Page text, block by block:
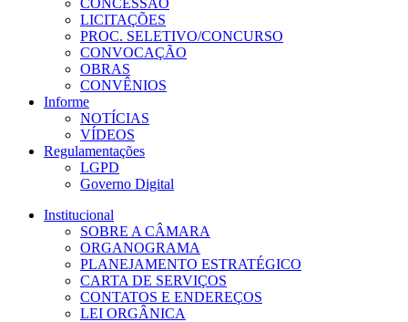
CONCESSÃO
LICITAÇÕES
PROC. SELETIVO/CONCURSO
CONVOCAÇÃO
OBRAS
CONVÊNIOS
Informe
NOTÍCIAS
VÍDEOS
Regulamentações
LGPD
Governo Digital
Institucional
SOBRE A CÂMARA
ORGANOGRAMA
PLANEJAMENTO ESTRATÉGICO
CARTA DE SERVIÇOS
CONTATOS E ENDEREÇOS
LEI ORGÂNICA